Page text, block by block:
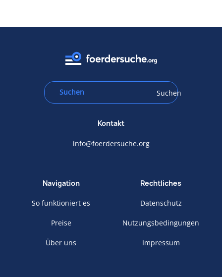
Suchen
Kontakt
info@foerdersuche.org
Navigation
So funktioniert es
Preise
Über uns
Rechtliches
Datenschutz
Nutzungsbedingungen
Impressum